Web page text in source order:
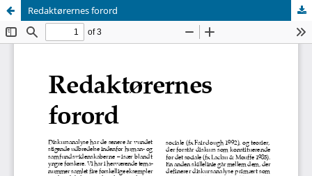
Redaktørernes forord